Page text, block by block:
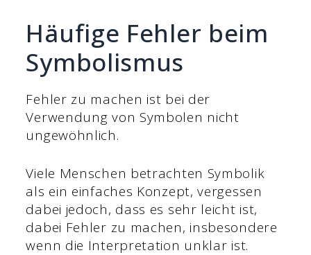
Häufige Fehler beim
Symbolismus
Fehler zu machen ist bei der
Verwendung von Symbolen nicht
ungewöhnlich.
Viele Menschen betrachten Symbolik
als ein einfaches Konzept, vergessen
dabei jedoch, dass es sehr leicht ist,
dabei Fehler zu machen, insbesondere
wenn die Interpretation unklar ist.